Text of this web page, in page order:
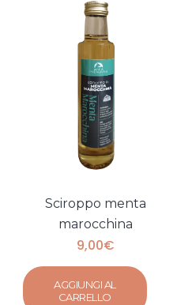
Sciroppo menta
marocchina
9,00€
AGGIUNGI AL
CARRELLO